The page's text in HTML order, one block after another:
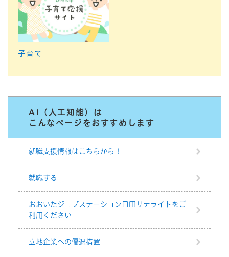
子育て
AI（人工知能）は
こんなページをおすすめします
就職支援情報はこちらから！
就職する
おおいたジョブステーション日田サテライトをご
利用ください
立地企業への優遇措置